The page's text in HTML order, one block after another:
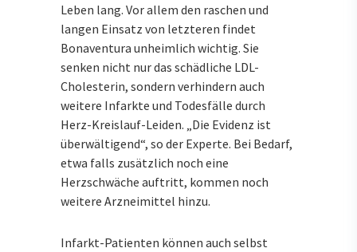
Leben lang. Vor allem den raschen und
langen Einsatz von letzteren findet
Bonaventura unheimlich wichtig. Sie
senken nicht nur das schädliche LDL-
Cholesterin, sondern verhindern auch
weitere Infarkte und Todesfälle durch
Herz-Kreislauf-Leiden. „Die Evidenz ist
überwältigend“, so der Experte. Bei Bedarf,
etwa falls zusätzlich noch eine
Herzschwäche auftritt, kommen noch
weitere Arzneimittel hinzu.
Infarkt-Patienten können auch selbst